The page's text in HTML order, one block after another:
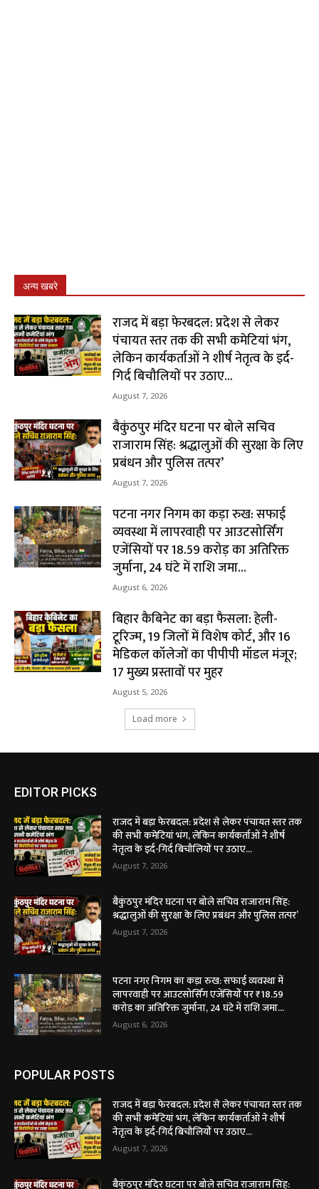
अन्य खबरे
राजद में बड़ा फेरबदल: प्रदेश से लेकर
पंचायत स्तर तक की सभी कमेटियां भंग,
लेकिन कार्यकर्ताओं ने शीर्ष नेतृत्व के इर्द-
गिर्द बिचौलियों पर उठाए...
August 7, 2026
बैकुंठपुर मंदिर घटना पर बोले सचिव
राजाराम सिंह: श्रद्धालुओं की सुरक्षा के लिए
प्रबंधन और पुलिस तत्पर’
August 7, 2026
पटना नगर निगम का कड़ा रुख: सफाई
व्यवस्था में लापरवाही पर आउटसोर्सिंग
एजेंसियों पर ₹18.59 करोड़ का अतिरिक्त
जुर्माना, 24 घंटे में राशि जमा...
August 6, 2026
बिहार कैबिनेट का बड़ा फैसला: हेली-
टूरिज्म, 19 जिलों में विशेष कोर्ट, और 16
मेडिकल कॉलेजों का पीपीपी मॉडल मंजूर;
17 मुख्य प्रस्तावों पर मुहर
August 5, 2026
Load more
EDITOR PICKS
राजद में बड़ा फेरबदल: प्रदेश से लेकर पंचायत स्तर तक
की सभी कमेटियां भंग, लेकिन कार्यकर्ताओं ने शीर्ष
नेतृत्व के इर्द-गिर्द बिचौलियों पर उठाए...
August 7, 2026
बैकुंठपुर मंदिर घटना पर बोले सचिव राजाराम सिंह:
श्रद्धालुओं की सुरक्षा के लिए प्रबंधन और पुलिस तत्पर’
August 7, 2026
पटना नगर निगम का कड़ा रुख: सफाई व्यवस्था में
लापरवाही पर आउटसोर्सिंग एजेंसियों पर ₹18.59
करोड़ का अतिरिक्त जुर्माना, 24 घंटे में राशि जमा...
August 6, 2026
POPULAR POSTS
राजद में बड़ा फेरबदल: प्रदेश से लेकर पंचायत स्तर तक
की सभी कमेटियां भंग, लेकिन कार्यकर्ताओं ने शीर्ष
नेतृत्व के इर्द-गिर्द बिचौलियों पर उठाए...
August 7, 2026
बैकुंठपुर मंदिर घटना पर बोले सचिव राजाराम सिंह: